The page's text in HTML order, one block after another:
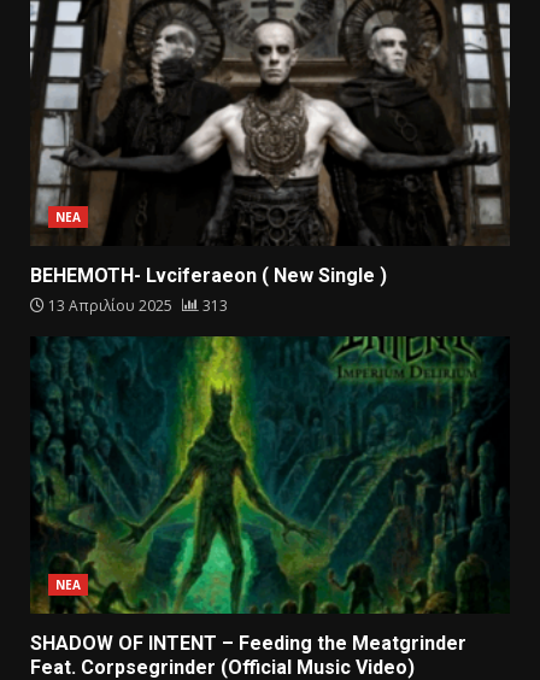
ΝΕΑ
BEHEMOTH- Lvciferaeon ( New Single )
13 Απριλίου 2025 313
ΝΕΑ
SHADOW OF INTENT – Feeding the Meatgrinder
Feat. Corpsegrinder (Official Music Video)